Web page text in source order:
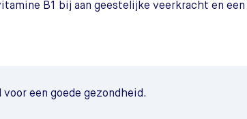
B1 bij aan geestelijke veerkracht en een
een goede gezondheid.